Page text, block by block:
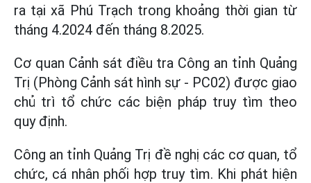
ra tại xã Phú Trạch trong khoảng thời gian từ
tháng 4.2024 đến tháng 8.2025.
Cơ quan Cảnh sát điều tra Công an tỉnh Quảng
Trị (Phòng Cảnh sát hình sự - PC02) được giao
chủ trì tổ chức các biện pháp truy tìm theo
quy định.
Công an tỉnh Quảng Trị đề nghị các cơ quan, tổ
chức, cá nhân phối hợp truy tìm. Khi phát hiện